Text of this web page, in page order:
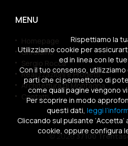
MENU
Homepage
Chi siamo
Sergio Rocca
Realizzazioni e Progetti
Architettura di Montagna
Contatti
© 202637100
Rispettiamo la
Utilizziamo cookie per
ed in linea con le
Con il tuo consenso,
parti che ci permettono di
come quali pagine vengono
Per scoprire in modo
questi dati, leggi
Cliccando sul pulsante
cookie, oppure configura